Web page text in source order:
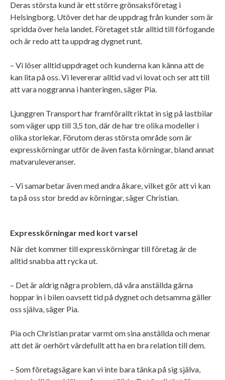
Deras största kund är ett större grönsaksföretag i
Helsingborg. Utöver det har de uppdrag från kunder som är
spridda över hela landet. Företaget står alltid till förfogande
och är redo att ta uppdrag dygnet runt.
– Vi löser alltid uppdraget och kunderna kan känna att de
kan lita på oss. Vi levererar alltid vad vi lovat och ser att till
att vara noggranna i hanteringen, säger Pia.
Ljunggren Transport har framförallt riktat in sig på lastbilar
som väger upp till 3,5 ton, där de har tre olika modeller i
olika storlekar. Förutom deras största område som är
expresskörningar utför de även fasta körningar, bland annat
matvaruleveranser.
– Vi samarbetar även med andra åkare, vilket gör att vi kan
ta på oss stor bredd av körningar, säger Christian.
Expresskörningar med kort varsel
När det kommer till expresskörningar till företag är de
alltid snabba att rycka ut.
– Det är aldrig några problem, då våra anställda gärna
hoppar in i bilen oavsett tid på dygnet och detsamma gäller
oss själva, säger Pia.
Pia och Christian pratar varmt om sina anställda och menar
att det är oerhört värdefullt att ha en bra relation till dem.
– Som företagsägare kan vi inte bara tänka på sig själva,